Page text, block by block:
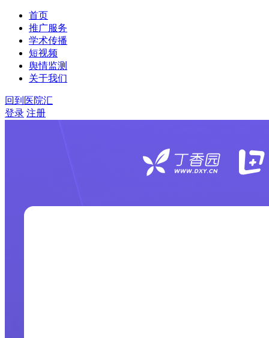
首页
推广服务
学术传播
短视频
舆情监测
关于我们
回到医院汇
登录 注册